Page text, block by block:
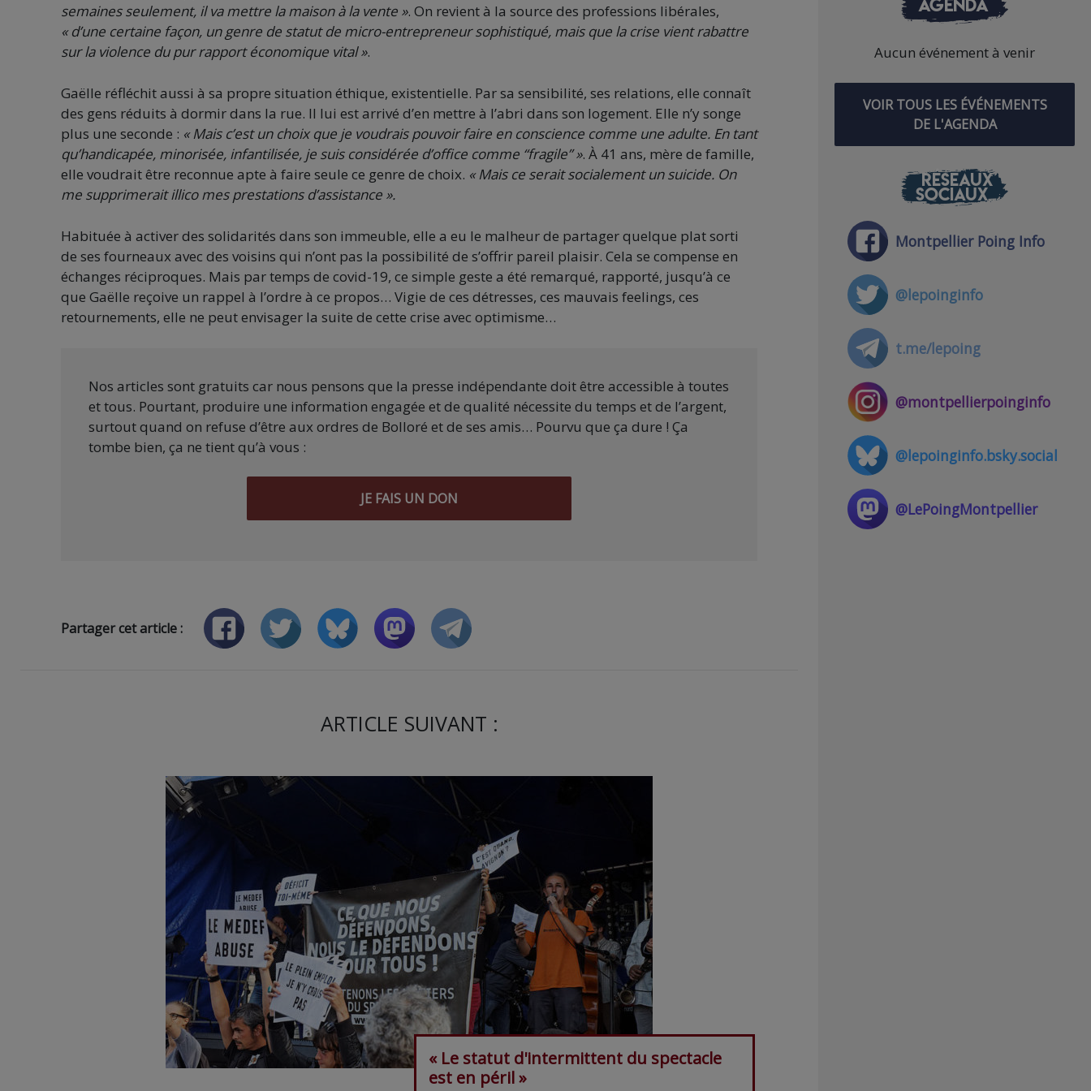
semaines seulement, il va mettre la maison à la vente ». On revient à la source des professions libérales,
« d’une certaine façon, un genre de statut de micro-entrepreneur sophistiqué, mais que la crise vient rabattre
sur la violence du pur rapport économique vital ».
Gaëlle réfléchit aussi à sa propre situation éthique, existentielle. Par sa sensibilité, ses relations, elle connaît
des gens réduits à dormir dans la rue. Il lui est arrivé d’en mettre à l’abri dans son logement. Elle n’y songe
plus une seconde : « Mais c’est un choix que je voudrais pouvoir faire en conscience comme une adulte. En tant
qu’handicapée, minorisée, infantilisée, je suis considérée d’office comme “fragile” ». À 41 ans, mère de famille,
elle voudrait être reconnue apte à faire seule ce genre de choix. « Mais ce serait socialement un suicide. On
me supprimerait illico mes prestations d’assistance ».
Habituée à activer des solidarités dans son immeuble, elle a eu le malheur de partager quelque plat sorti
de ses fourneaux avec des voisins qui n’ont pas la possibilité de s’offrir pareil plaisir. Cela se compense en
échanges réciproques. Mais par temps de covid-19, ce simple geste a été remarqué, rapporté, jusqu’à ce
que Gaëlle reçoive un rappel à l’ordre à ce propos… Vigie de ces détresses, ces mauvais feelings, ces
retournements, elle ne peut envisager la suite de cette crise avec optimisme…
Nos articles sont gratuits car nous pensons que la presse indépendante doit être accessible à toutes
et tous. Pourtant, produire une information engagée et de qualité nécessite du temps et de l’argent,
surtout quand on refuse d’être aux ordres de Bolloré et de ses amis… Pourvu que ça dure ! Ça
tombe bien, ça ne tient qu’à vous :
JE FAIS UN DON
Partager cet article :
ARTICLE SUIVANT :
« Le statut d'intermittent du spectacle
est en péril »
Aucun événement à venir
VOIR TOUS LES ÉVÉNEMENTS
DE L'AGENDA
RÉSEAUX
SOCIAUX
Montpellier Poing Info
@lepoinginfo
t.me/lepoing
@montpellierpoinginfo
@lepoinginfo.bsky.social
@LePoingMontpellier